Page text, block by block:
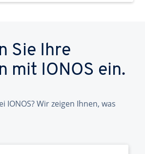
Sie Ihre
mit IONOS ein.
IONOS? Wir zeigen Ihnen, was